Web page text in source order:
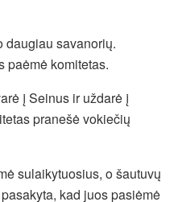
daugiau savanorių.
paėmė komitetas.
į Seinus ir uždarė į
pranešė vokiečių
sulaikytuosius, o šautuvų
kad juos pasiėmė